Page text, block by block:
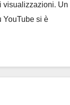
visualizzazioni. Un
YouTube si è